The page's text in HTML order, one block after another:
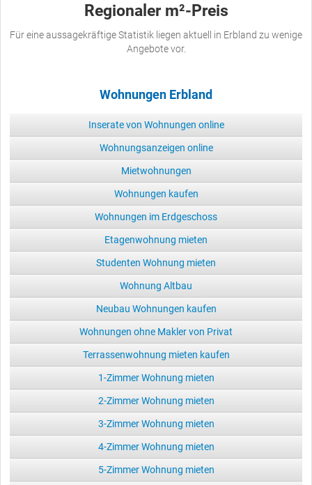
Regionaler m²-Preis
Für eine aussagekräftige Statistik liegen aktuell in Erbland zu wenige
Angebote vor.
Wohnungen Erbland
Inserate von Wohnungen online
Wohnungsanzeigen online
Mietwohnungen
Wohnungen kaufen
Wohnungen im Erdgeschoss
Etagenwohnung mieten
Studenten Wohnung mieten
Wohnung Altbau
Neubau Wohnungen kaufen
Wohnungen ohne Makler von Privat
Terrassenwohnung mieten kaufen
1-Zimmer Wohnung mieten
2-Zimmer Wohnung mieten
3-Zimmer Wohnung mieten
4-Zimmer Wohnung mieten
5-Zimmer Wohnung mieten